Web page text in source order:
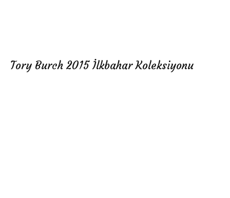
Tory Burch 2015 İlkbahar Koleksiyonu